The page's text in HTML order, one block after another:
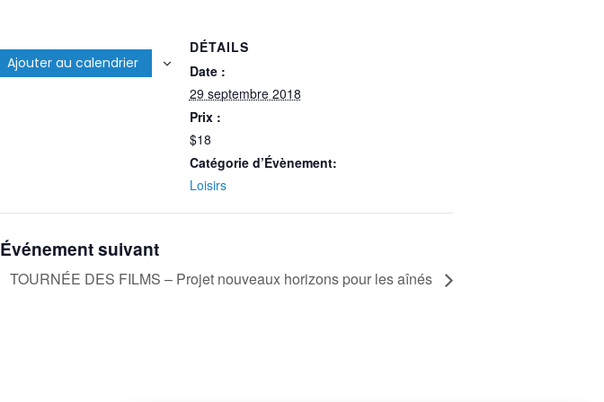
Ajouter au calendrier
DÉTAILS
Date :
29 septembre 2018
Prix :
$18
Catégorie d’Évènement:
Loisirs
Événement suivant
TOURNÉE DES FILMS – Projet nouveaux horizons pour les aînés